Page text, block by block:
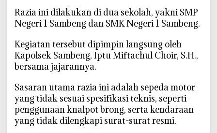
g
S
t
a
2
M
o
t
r
‎Razia ini dilakukan di dua sekolah, yakni SMP
Negeri 1 Sambeng dan SMK Negeri 1 Sambeng.
‎Kegiatan tersebut dipimpin langsung oleh
Kapolsek Sambeng, Iptu Miftachul Choir, S.H.,
bersama jajarannya.
‎Sasaran utama razia ini adalah sepeda motor
yang tidak sesuai spesifikasi teknis, seperti
penggunaan knalpot brong, serta kendaraan
yang tidak dilengkapi surat-surat resmi.